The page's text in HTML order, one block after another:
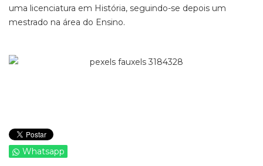
uma licenciatura em História, seguindo-se depois um
mestrado na área do Ensino.
Whatsapp